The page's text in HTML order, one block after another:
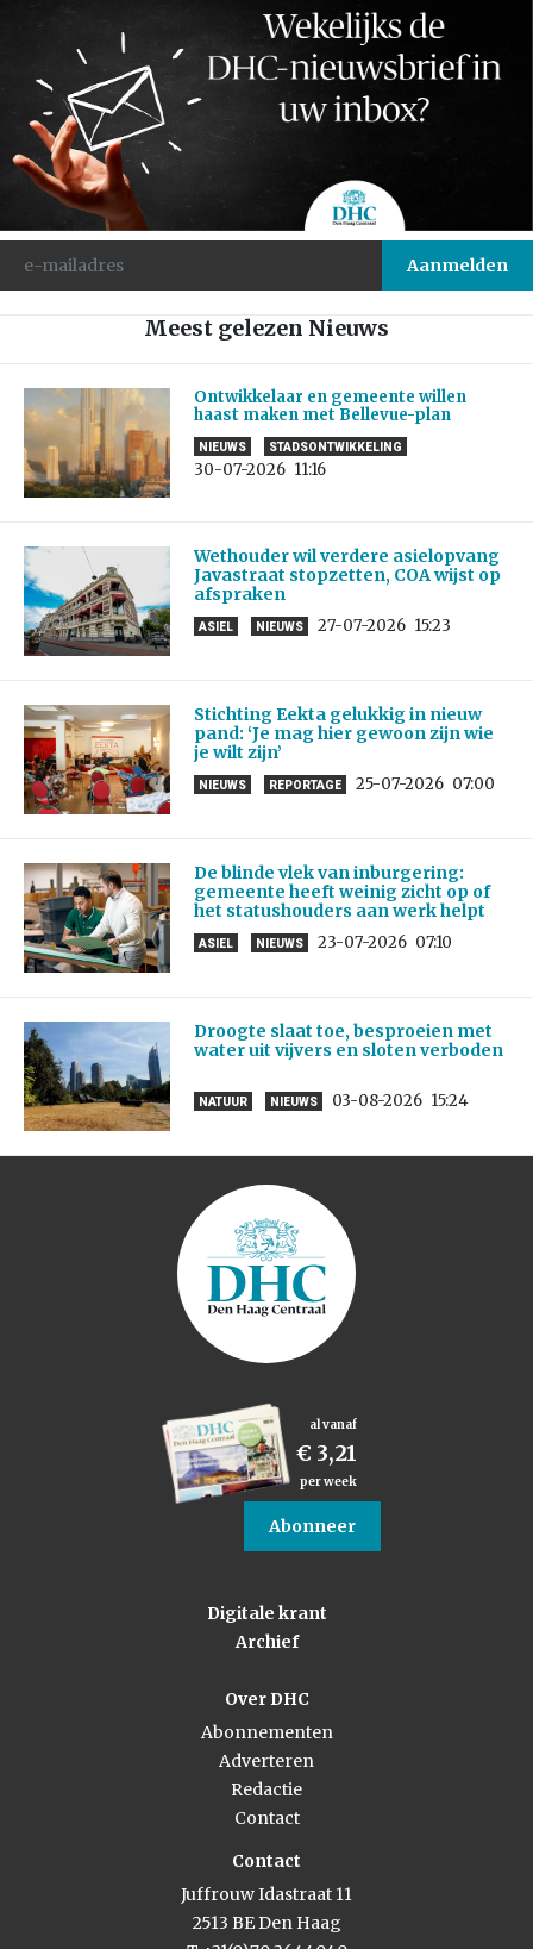
Meest gelezen Nieuws
Ontwikkelaar en gemeente willen
haast maken met Bellevue-plan
NIEUWS STADSONTWIKKELING
30-07-2026 11:16
Wethouder wil verdere asielopvang
Javastraat stopzetten, COA wijst op
afspraken
ASIEL NIEUWS 27-07-2026 15:23
Stichting Eekta gelukkig in nieuw
pand: ‘Je mag hier gewoon zijn wie
je wilt zijn’
NIEUWS REPORTAGE 25-07-2026 07:00
De blinde vlek van inburgering:
gemeente heeft weinig zicht op of
het statushouders aan werk helpt
ASIEL NIEUWS 23-07-2026 07:10
Droogte slaat toe, besproeien met
water uit vijvers en sloten verboden
NATUUR NIEUWS 03-08-2026 15:24
al vanaf
€ 3,21
per week
Abonneer
Digitale krant
Archief
Over DHC
Abonnementen
Adverteren
Redactie
Contact
Contact
Juffrouw Idastraat 11
2513 BE Den Haag